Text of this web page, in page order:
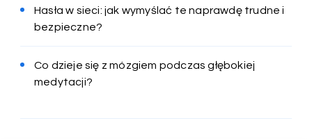
Hasła w sieci: jak wymyślać te naprawdę trudne i
bezpieczne?
Co dzieje się z mózgiem podczas głębokiej
medytacji?